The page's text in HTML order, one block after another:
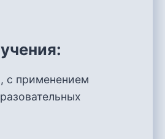
с применением